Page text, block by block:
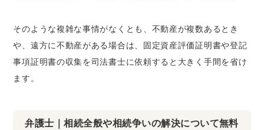
そのような複雑な事情がなくとも、不動産が複数あるとき
や、遠方に不動産がある場合は、固定資産評価証明書や登記
事項証明書の収集を司法書士に依頼すると大きく手間を省け
ます。
弁護士｜相続全般や相続争いの解決について無料